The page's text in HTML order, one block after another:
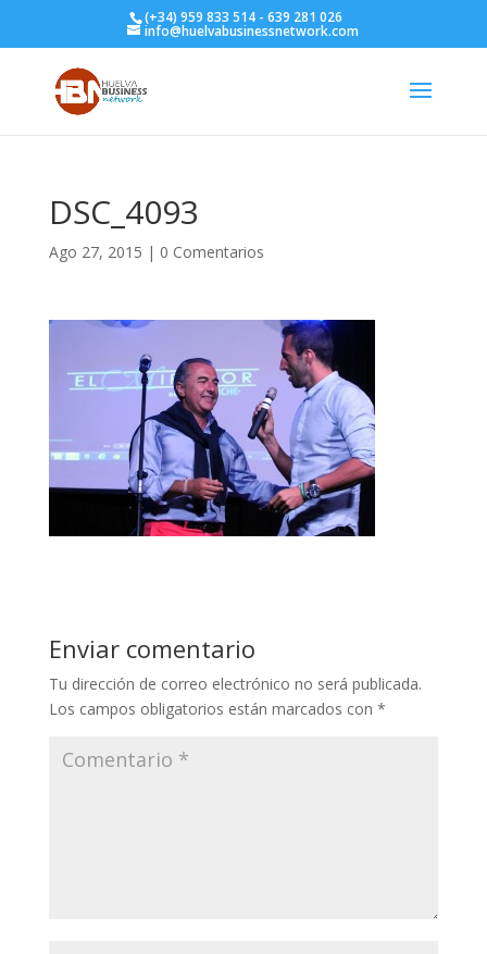
(+34) 959 833 514 - 639 281 026
info@huelvabusinessnetwork.com
DSC_4093
Ago 27, 2015 | 0 Comentarios
Enviar comentario
Tu dirección de correo electrónico no será publicada.
Los campos obligatorios están marcados con *